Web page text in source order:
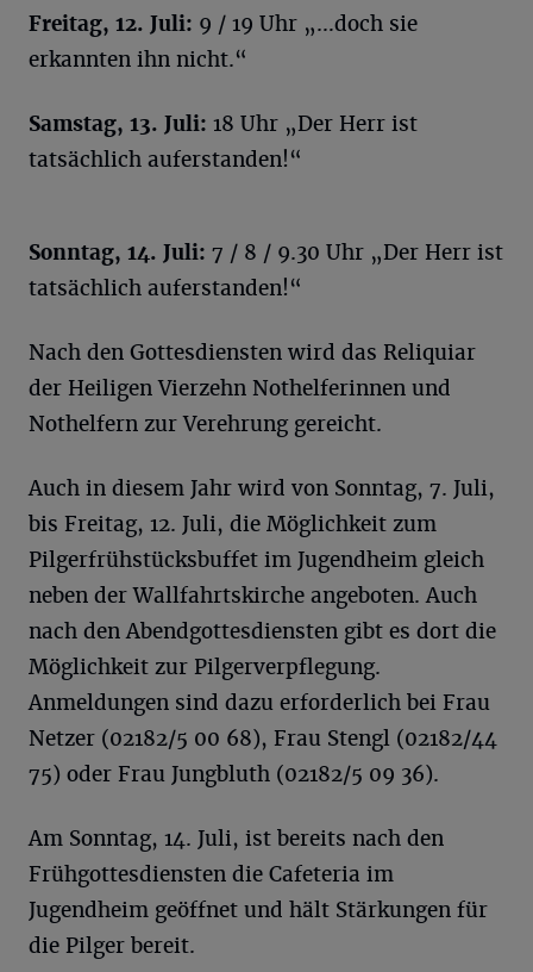
Freitag, 12. Juli: 9 / 19 Uhr „…doch sie
erkannten ihn nicht.“
Samstag, 13. Juli: 18 Uhr „Der Herr ist
tatsächlich auferstanden!“
Sonntag, 14. Juli: 7 / 8 / 9.30 Uhr „Der Herr ist
tatsächlich auferstanden!“
Nach den Gottesdiensten wird das Reliquiar
der Heiligen Vierzehn Nothelferinnen und
Nothelfern zur Verehrung gereicht.
Auch in diesem Jahr wird von Sonntag, 7. Juli,
bis Freitag, 12. Juli, die Möglichkeit zum
Pilgerfrühstücksbuffet im Jugendheim gleich
neben der Wallfahrtskirche angeboten. Auch
nach den Abendgottesdiensten gibt es dort die
Möglichkeit zur Pilgerverpflegung.
Anmeldungen sind dazu erforderlich bei Frau
Netzer (02182/5 00 68), Frau Stengl (02182/44
75) oder Frau Jungbluth (02182/5 09 36).
Am Sonntag, 14. Juli, ist bereits nach den
Frühgottesdiensten die Cafeteria im
Jugendheim geöffnet und hält Stärkungen für
die Pilger bereit.